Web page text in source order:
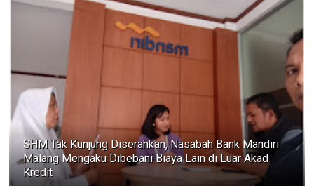
SHM Tak Kunjung Diserahkan, Nasabah Bank Mandiri
Malang Mengaku Dibebani Biaya Lain di Luar Akad
Kredit